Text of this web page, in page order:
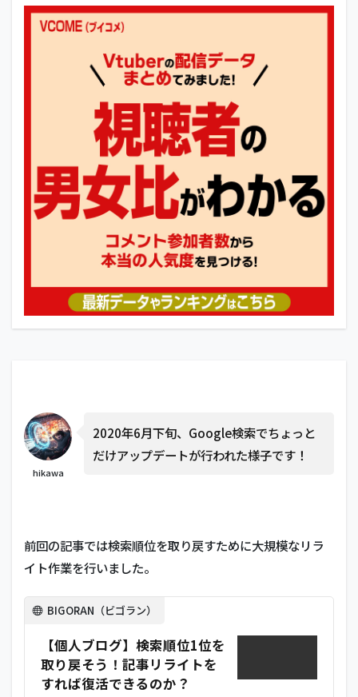
hikawa
2020年6月下旬、Google検索でちょっと
だけアップデートが行われた様子です！
前回の記事では検索順位を取り戻すために大規模なリラ
イト作業を行いました。
BIGORAN（ビゴラン）
【個人ブログ】検索順位1位を
取り戻そう！記事リライトを
すれば復活できるのか？